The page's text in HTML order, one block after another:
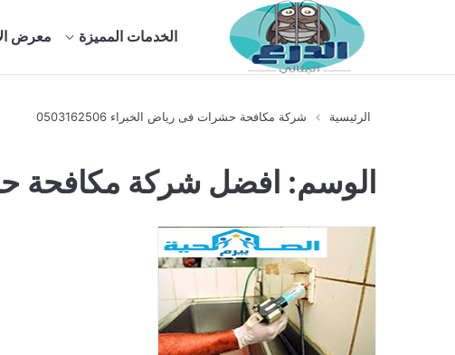
الخدمات المميزة معرض
الرئيسية شركة مكافحة حشرات فى رياض الخبراء 0503162506
الوسم: افضل شركة مكافحة